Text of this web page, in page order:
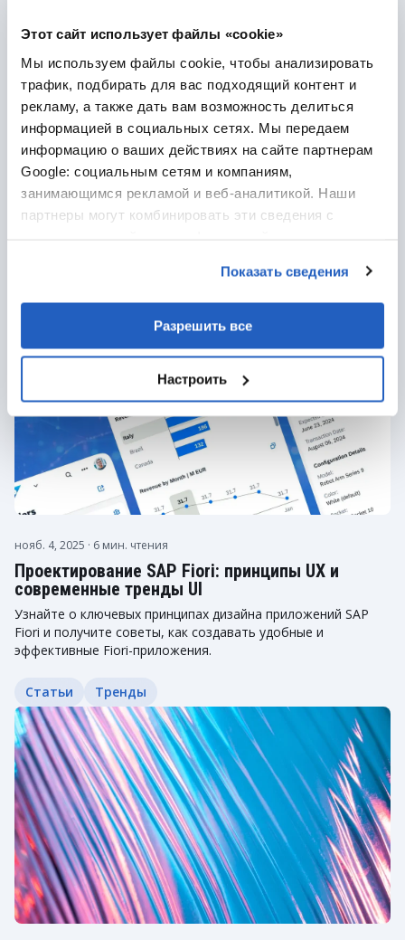
Этот сайт использует файлы «cookie»
Мы используем файлы cookie, чтобы анализировать
трафик, подбирать для вас подходящий контент и
рекламу, а также дать вам возможность делиться
информацией в социальных сетях. Мы передаем
информацию о ваших действиях на сайте партнерам
Google: социальным сетям и компаниям,
занимающимся рекламой и веб-аналитикой. Наши
партнеры могут комбинировать эти сведения с
Показать сведения
Разрешить все
Настроить
мая 7, 2026· 11 мин. чтения
PLM в пищевой промышленности: как ускорить
вывод продукции и снизить риски в 2026-2030
годах
PLM помогает производителям продуктов питания
обеспечивать соответствие и улучшать
прослеживаемость, а также успешно разрабатывать новую
продукцию, несмотря на растущее давление со стороны
Производство
нояб. 4, 2025 · 6 мин. чтения
Проектирование SAP Fiori: принципы UX и
современные тренды UI
Узнайте о ключевых принципах дизайна приложений SAP
Fiori и получите советы, как создавать удобные и
эффективные Fiori-приложения.
Статьи Тренды